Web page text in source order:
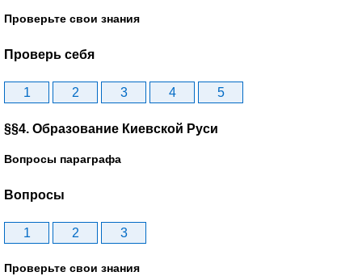
Проверьте свои знания
Проверь себя
1 2 3 4 5
§§4. Образование Киевской Руси
Вопросы параграфа
Вопросы
1 2 3
Проверьте свои знания